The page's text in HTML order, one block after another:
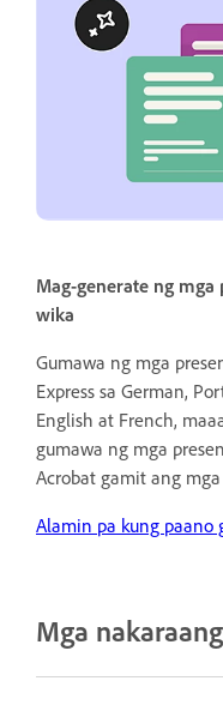
Mag-generate ng
wika
Gumawa ng mga
Express sa German,
English at French,
gumawa ng mga
Acrobat gamit ang
Alamin pa kung paano
Mga